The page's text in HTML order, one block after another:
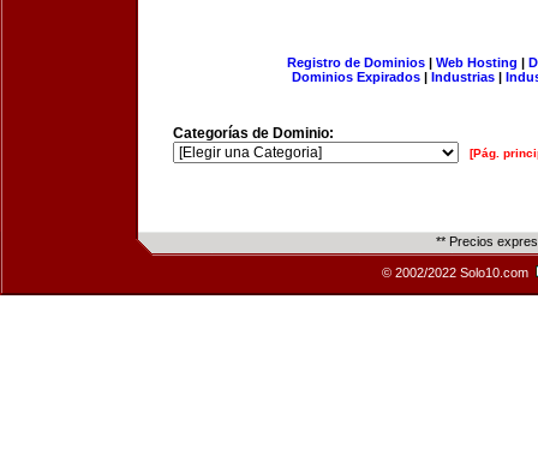
Registro de Dominios| Web Hosting |
Dominios Expirados | Industrias |
Categorías de Dominio:
[Pág.
** Precios
© 2002/2022 Solo10.com